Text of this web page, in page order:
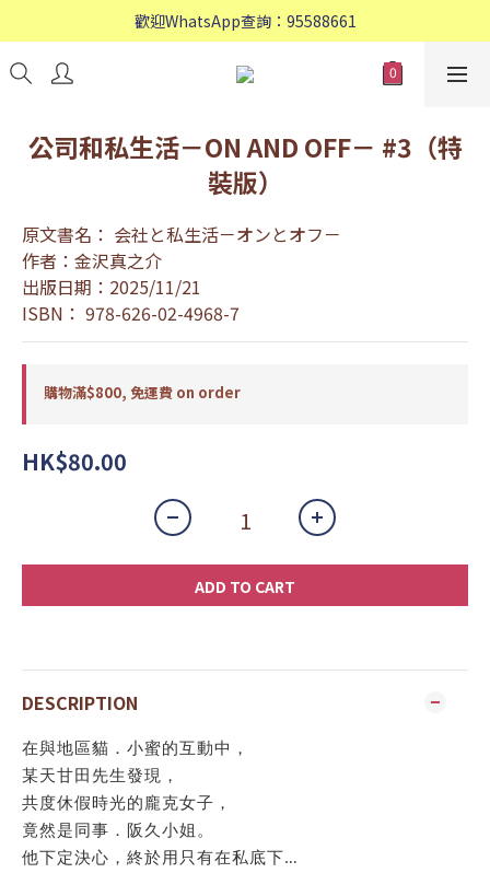
歡迎WhatsApp查詢：95588661
歡迎WhatsApp查詢：95588661
會員專享: 購物滿$800, 免運費
公司和私生活－ON AND OFF－ #3（特
裝版）
原文書名： 会社と私生活－オンとオフ－
作者：金沢真之介
出版日期：2025/11/21
ISBN： 978-626-02-4968-7
購物滿$800, 免運費 on order
HK$80.00
ADD TO CART
DESCRIPTION
在與地區貓．小蜜的互動中，
某天甘田先生發現，
共度休假時光的龐克女子，
竟然是同事．阪久小姐。
他下定決心，終於用只有在私底下…